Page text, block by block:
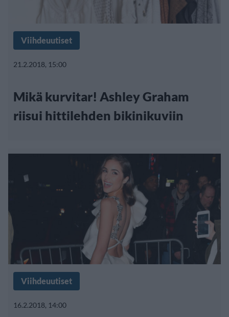
Viihdeuutiset
21.2.2018, 15:00
Mikä kurvitar! Ashley Graham
riisui hittilehden bikinikuviin
Viihdeuutiset
16.2.2018, 14:00